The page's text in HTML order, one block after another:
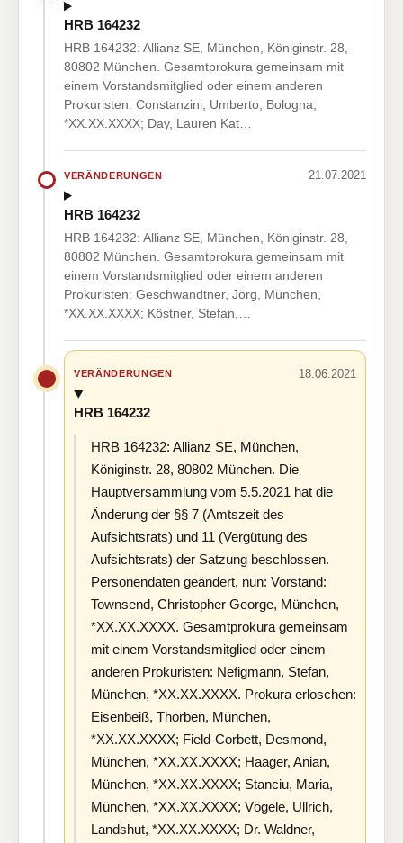
HRB 164232
HRB 164232: Allianz SE, München, Königinstr. 28,
80802 München. Gesamtprokura gemeinsam mit
einem Vorstandsmitglied oder einem anderen
Prokuristen: Constanzini, Umberto, Bologna,
*XX.XX.XXXX; Day, Lauren Kat…
VERÄNDERUNGEN 21.07.2021
HRB 164232
HRB 164232: Allianz SE, München, Königinstr. 28,
80802 München. Gesamtprokura gemeinsam mit
einem Vorstandsmitglied oder einem anderen
Prokuristen: Geschwandtner, Jörg, München,
*XX.XX.XXXX; Köstner, Stefan,…
VERÄNDERUNGEN 18.06.2021
HRB 164232
HRB 164232: Allianz SE, München,
Königinstr. 28, 80802 München. Die
Hauptversammlung vom 5.5.2021 hat die
Änderung der §§ 7 (Amtszeit des
Aufsichtsrats) und 11 (Vergütung des
Aufsichtsrats) der Satzung beschlossen.
Personendaten geändert, nun: Vorstand:
Townsend, Christopher George, München,
*XX.XX.XXXX. Gesamtprokura gemeinsam
mit einem Vorstandsmitglied oder einem
anderen Prokuristen: Nefigmann, Stefan,
München, *XX.XX.XXXX. Prokura erloschen:
Eisenbeiß, Thorben, München,
*XX.XX.XXXX; Field-Corbett, Desmond,
München, *XX.XX.XXXX; Haager, Anian,
München, *XX.XX.XXXX; Stanciu, Maria,
München, *XX.XX.XXXX; Vögele, Ullrich,
Landshut, *XX.XX.XXXX; Dr. Waldner,